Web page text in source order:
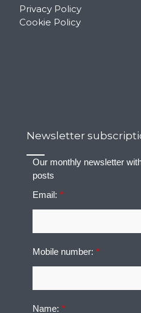
Privacy Policy
Cookie Policy
Newsletter
Our monthly newsletter
posts
Email:*
Mobile number:*
Name:*